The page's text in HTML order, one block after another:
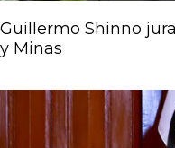
Guillermo Shinno
y Minas